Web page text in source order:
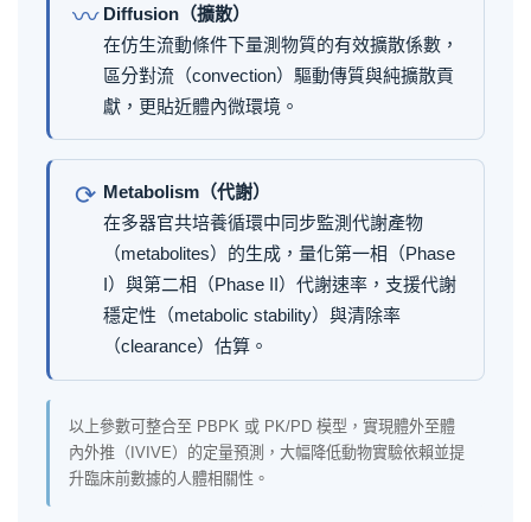
〰 Diffusion（擴散）
在仿生流動條件下量測物質的有效擴散係數，
區分對流（convection）驅動傳質與純擴散貢
獻，更貼近體內微環境。
⟳ Metabolism（代謝）
在多器官共培養循環中同步監測代謝產物
（metabolites）的生成，量化第一相（Phase
I）與第二相（Phase II）代謝速率，支援代謝
穩定性（metabolic stability）與清除率
（clearance）估算。
以上參數可整合至 PBPK 或 PK/PD 模型，實現體外至體
內外推（IVIVE）的定量預測，大幅降低動物實驗依賴並提
升臨床前數據的人體相關性。